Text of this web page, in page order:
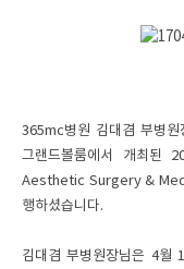
365mc병원 김대겸 부병
그랜드볼룸에서 개최된
Aesthetic Surgery &
행하셨습니다.
김대겸 부병원장님은 4